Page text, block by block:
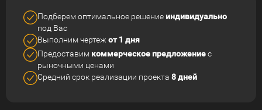
Подберем оптимальное решение индивидуально
под Вас
Выполним чертежот 1 дня
Предоставим коммерческое предложениес
рыночными ценами
Средний срок реализации проекта 8 дней